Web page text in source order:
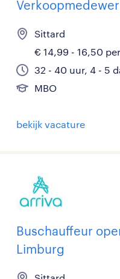
Sittard
€ 14,99 - 16,50
32 - 40 uur, 4 - 5
MBO
bekijk vacature
Buschauffeur
Limburg